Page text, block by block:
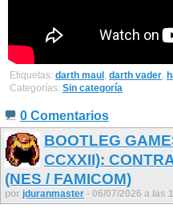
Etiquetas: darth maul, darth vader,
Categorías: Sin categoría
0 Comentarios
BOOTLEG
CCXXII):
(NES / FAMICOM)
por jduranmaster - 06/07/2026 a las